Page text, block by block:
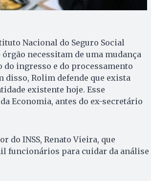
Nacional do Seguro Social
necessitam de uma mudança
ingresso e do processamento
disso, Rolim defende que exista
existente hoje. Esse
Economia, antes do ex-secretário
do INSS, Renato Vieira, que
funcionários para cuidar da análise